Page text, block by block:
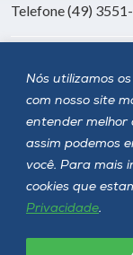
Nós utilizamos
com nosso site
entender melhor
assim podemos
você. Para mais
cookies que
Privacidade.
Telefone (49)
Siga a